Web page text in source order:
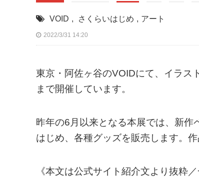
VOID , さくらいはじめ , アート
2022/3/31 14:20
東京・阿佐ヶ谷のVOIDにて、イラス
まで開催しています。
昨年の6月以来となる本展では、新
はじめ、各種グッズを販売します。
《本文は公式サイト紹介文より抜粋／